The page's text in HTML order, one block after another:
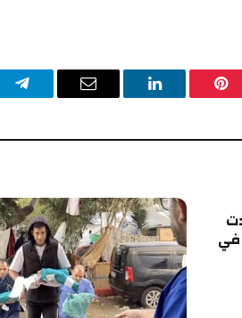
لينكدإن البريد
تيلقرام